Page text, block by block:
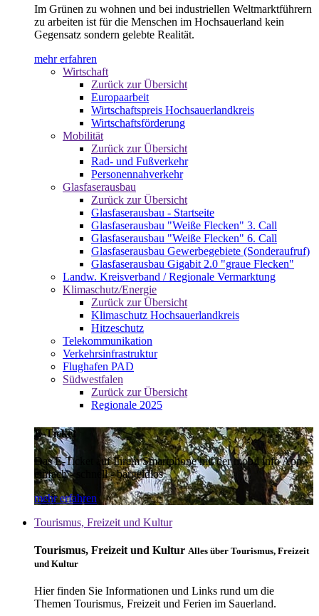
Im Grünen zu wohnen und bei industriellen Weltmarktführern
zu arbeiten ist für die Menschen im Hochsauerland kein
Gegensatz sondern gelebte Realität.
mehr erfahren
Wirtschaft
Zurück zur Übersicht
Europaarbeit
Wirtschaftspreis Hochsauerlandkreis
Wirtschaftsförderung
Mobilität
Zurück zur Übersicht
Rad- und Fußverkehr
Personennahverkehr
Glasfaserausbau
Zurück zur Übersicht
Glasfaserausbau - Startseite
Glasfaserausbau "Weiße Flecken" 3. Call
Glasfaserausbau "Weiße Flecken" 6. Call
Glasfaserausbau Gewerbegebiete (Sonderaufruf)
Glasfaserausbau Gigabit 2.0 "graue Flecken"
Landw. Kreisverband / Regionale Vermarktung
Klimaschutz/Energie
Zurück zur Übersicht
Klimaschutz Hochsauerlandkreis
Hitzeschutz
Telekommunikation
Verkehrsinfrastruktur
Flughafen PAD
Südwestfalen
Zurück zur Übersicht
Regionale 2025
E-Ticket
Das E-Ticket auf Ihrem Smartphone mit der mobil info App -
einfach - schnell - bargeldlos
mehr erfahren
Tourismus, Freizeit und Kultur
Tourismus, Freizeit und Kultur Alles über Tourismus, Freizeit
und Kultur
Hier finden Sie Informationen und Links rund um die
Themen Tourismus, Freizeit und Ferien im Sauerland.